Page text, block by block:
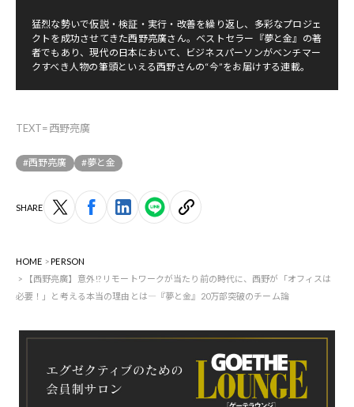
猛烈な勢いで仮説・検証・実行・改善を繰り返し、多彩なプロジェ
クトを成功させてきた西野亮廣さん。ベストセラー『夢と金』の著
者でもあり、現代の日本において、ビジネスパーソンがベンチマー
クすべき人物の筆頭といえる西野さんの“今”をお届けする連載。
TEXT=西野亮廣
#西野亮廣 #夢と金
SHARE
HOME
PERSON
【西野亮廣】意外!? リモートワークが当たり前の時代に、西野が「オフィスは
必要！」と考える本当の理由とは―『夢と金』20万部突破のチーム論